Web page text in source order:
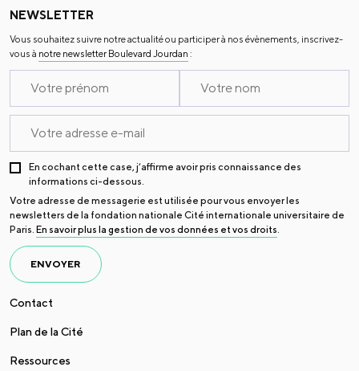
NEWSLETTER
Vous souhaitez suivre notre actualité ou participer à nos évènements, inscrivez-
vous à notre newsletter Boulevard Jourdan :
En cochant cette case, j’affirme avoir pris connaissance des
informations ci-dessous.
Votre adresse de messagerie est utilisée pour vous envoyer les
newsletters de la fondation nationale Cité internationale universitaire de
Paris. En savoir plus la gestion de vos données et vos droits.
ENVOYER
Contact
Plan de la Cité
Ressources